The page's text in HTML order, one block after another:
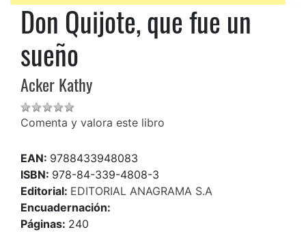
Don Quijote, que fue un
sueño
Acker Kathy
Comenta y valora este libro
EAN: 9788433948083
ISBN: 978-84-339-4808-3
Editorial: EDITORIAL ANAGRAMA S.A
Encuadernación:
Páginas: 240